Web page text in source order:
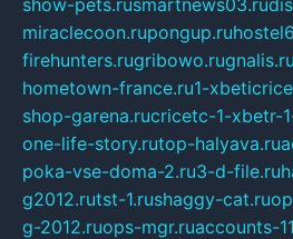
miraclecoon.rupongup.ru
firehunters.rugribowo.rugnalis.ru
hometown-france.ru1-
shop-garena.rucricetc-1-xbetr-
one-life-story.rutop-halyava.ru
poka-vse-doma-2.ru3-d-file.ru
g2012.rutst-1.rushaggy-cat.ru
g-2012.ruops-mgr.ruaccounts-